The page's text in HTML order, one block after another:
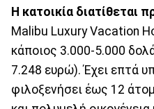
Η κατοικία διατίθεται
Malibu Luxury Vacation
κάποιος 3.000-5.000
7.248 ευρώ). Έχει επτά
φιλοξενήσει έως 12